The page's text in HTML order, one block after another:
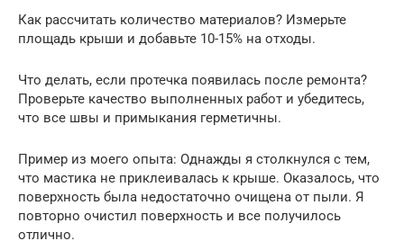
Как рассчитать количество материалов? Измерьте
площадь крыши и добавьте 10-15% на отходы.
Что делать, если протечка появилась после ремонта?
Проверьте качество выполненных работ и убедитесь,
что все швы и примыкания герметичны.
Пример из моего опыта: Однажды я столкнулся с тем,
что мастика не приклеивалась к крыше. Оказалось, что
поверхность была недостаточно очищена от пыли. Я
повторно очистил поверхность и все получилось
отлично.